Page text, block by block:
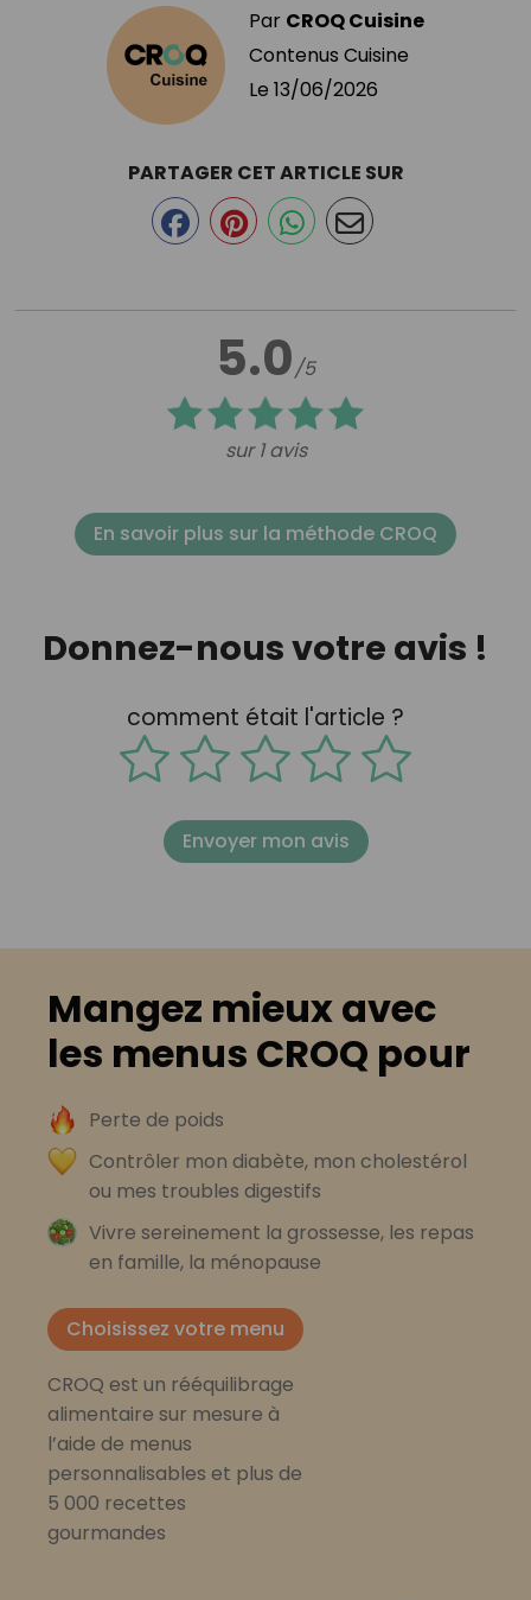
Par CROQ Cuisine
Contenus Cuisine
Le 13/06/2026
5.0/5
sur 1 avis
PARTAGER CET ARTICLE SUR
En savoir plus sur la méthode CROQ
Donnez-nous votre avis !
comment était l'article ?
Envoyer mon avis
Mangez mieux avec
les menus CROQ pour
Perte de poids
Contrôler mon diabète, mon cholestérol
ou mes troubles digestifs
Vivre sereinement la grossesse, les repas
en famille, la ménopause
Choisissez votre menu
CROQ est un rééquilibrage
alimentaire sur mesure à
l’aide de menus
personnalisables et plus de
5 000 recettes
gourmandes